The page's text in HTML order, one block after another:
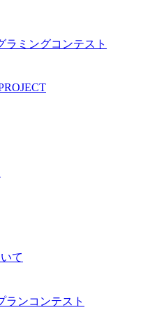
ラミングコンテスト
て
ランコンテスト